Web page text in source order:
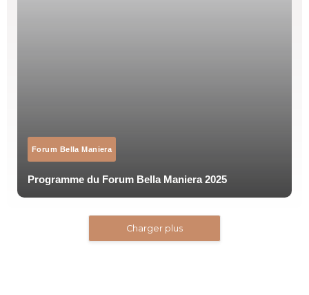
Forum Bella Maniera
Programme du Forum Bella Maniera 2025
Charger plus